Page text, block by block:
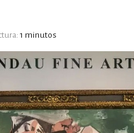
1 minutos